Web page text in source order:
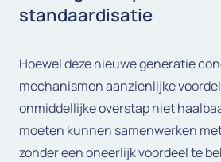
standaardisatie
Hoewel deze nieuwe generatie
mechanismen aanzienlijke
onmiddellijke overstap niet
moeten kunnen samenwerken
zonder een oneerlijk voordeel te